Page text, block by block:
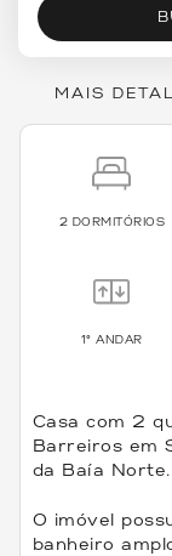
MAIS
2 DORMITÓRIOS
1º ANDAR
Casa com 2
Barreiros em
da Baía Norte.
O imóvel
banheiro